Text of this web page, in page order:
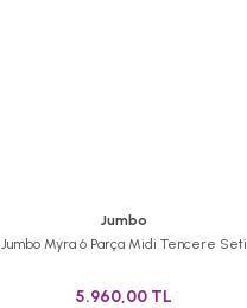
Jumbo
Jumbo Myra 6 Parça Midi Tencere Seti
5.960,00 TL